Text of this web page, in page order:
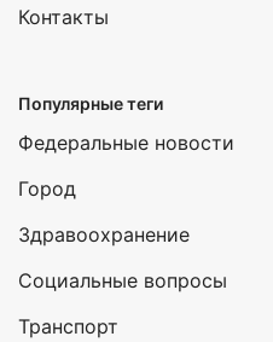
Контакты
Популярные теги
Федеральные новости
Город
Здравоохранение
Социальные вопросы
Транспорт